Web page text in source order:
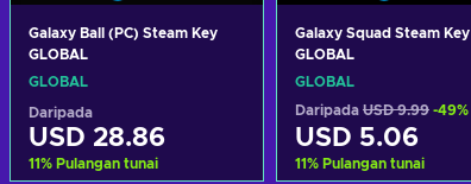
Galaxy Ball (PC) Steam Key
GLOBAL
GLOBAL
Daripada
USD 28.86
11% Pulangan tunai
Galaxy Squad Steam Key
GLOBAL
GLOBAL
Daripada USD 9.99 -49%
USD 5.06
11% Pulangan tunai